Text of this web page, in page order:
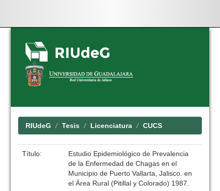
Skip
navigation
RIUdeG Tesis Licenciatura CUCS
Título:
Estudio Epidemiológico de Prevalencia
de la Enfermedad de Chagas en el
Municipio de Puerto Vallarta, Jalisco. en
el Área Rural (Pitillal y Colorado) 1987.